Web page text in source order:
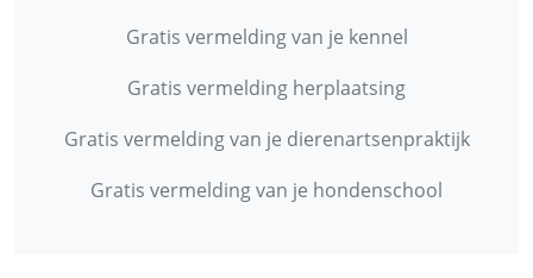
Gratis vermelding van je kennel
Gratis vermelding herplaatsing
Gratis vermelding van je dierenartsenpraktijk
Gratis vermelding van je hondenschool